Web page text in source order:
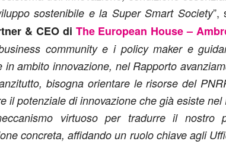
sostenibile e la Super Smart Society”,
& CEO di The European House –
community e i policy maker e
in ambito innovazione, nel Rapporto
bisogna orientare le risorse del
il potenziale di innovazione che già esiste
virtuoso per tradurre il nostro
concreta, affidando un ruolo chiave agli